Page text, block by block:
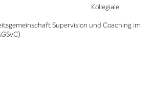
Kollegiale
Supervision und Coaching im